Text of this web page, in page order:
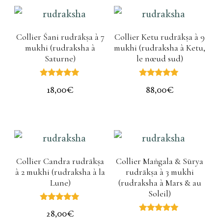
Collier Śani rudrākṣa à 7
mukhi (rudraksha à
Saturne)
5.00
18,00€
Collier Ketu rudrākṣa à 9
mukhi (rudraksha à Ketu,
le nœud sud)
5.00
88,00€
Collier Candra rudrākṣa
à 2 mukhi (rudraksha à la
Lune)
5.00
28,00€
Collier Maṅgala & Sūrya
rudrākṣa à 3 mukhi
(rudraksha à Mars & au
Soleil)